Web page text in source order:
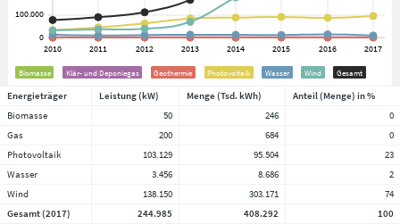
Biomasse Klär- und Deponiegas Geothermie Photovoltaik Wasser Wind Gesamt
Energieträger Leistung (kW) Menge (Tsd. kWh)
Anteil (Menge) in %
Biomasse
50 246
0
Gas
200 684
0
Photovoltaik
103.129 95.504
23
Wasser
3.456 8.686
2
Wind
138.150 303.171
74
Gesamt (2017)
244.985 408.292 100